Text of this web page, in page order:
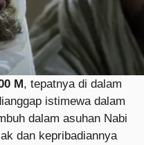
M, tepatnya di dalam
istimewa dalam
dalam asuhan Nabi
dan kepribadiannya